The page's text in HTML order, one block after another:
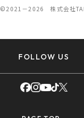
©2021－2026 株式会社
FOLLOW US